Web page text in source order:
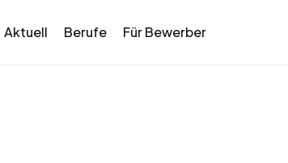
Aktuell Berufe Für Bewerber